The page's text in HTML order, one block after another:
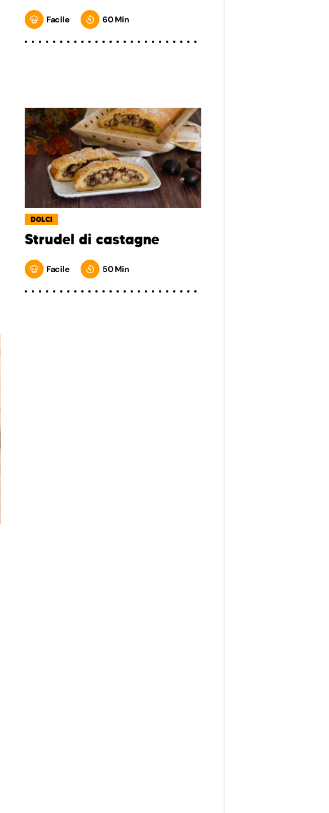
Facile 60 Min
DOLCI
Strudel di castagne
Facile 50 Min